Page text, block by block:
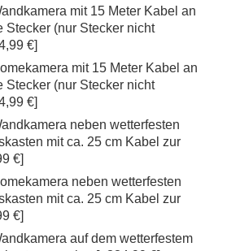
mit 15 Meter Kabel an
Stecker (nur Stecker nicht
€]
mit 15 Meter Kabel an
Stecker (nur Stecker nicht
€]
neben wetterfesten
mit ca. 25 cm Kabel zur
€]
neben wetterfesten
mit ca. 25 cm Kabel zur
€]
auf dem wetterfestem